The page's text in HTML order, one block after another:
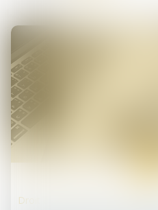
Droit des professionnels libéraux